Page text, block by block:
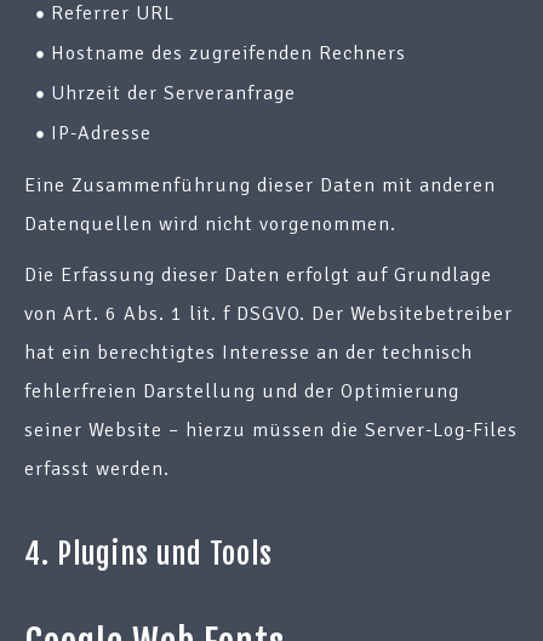
Referrer URL
Hostname des zugreifenden Rechners
Uhrzeit der Serveranfrage
IP-Adresse
Eine Zusammenführung dieser Daten mit anderen
Datenquellen wird nicht vorgenommen.
Die Erfassung dieser Daten erfolgt auf Grundlage
von Art. 6 Abs. 1 lit. f DSGVO. Der Websitebetreiber
hat ein berechtigtes Interesse an der technisch
fehlerfreien Darstellung und der Optimierung
seiner Website – hierzu müssen die Server-Log-Files
erfasst werden.
4. Plugins und Tools